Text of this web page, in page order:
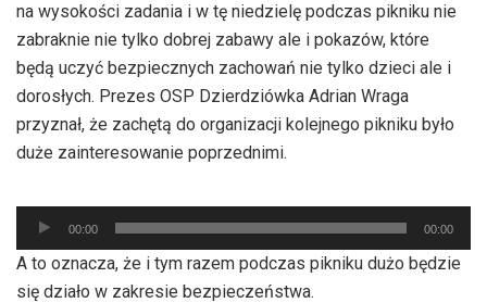
na wysokości zadania i w tę niedzielę podczas pikniku nie
zabraknie nie tylko dobrej zabawy ale i pokazów, które
będą uczyć bezpiecznych zachowań nie tylko dzieci ale i
dorosłych. Prezes OSP Dzierdziówka Adrian Wraga
przyznał, że zachętą do organizacji kolejnego pikniku było
duże zainteresowanie poprzednimi.
Odtwarzacz
plików
dźwiękowych
00:00 00:00
A to oznacza, że i tym razem podczas pikniku dużo będzie
się działo w zakresie bezpieczeństwa.